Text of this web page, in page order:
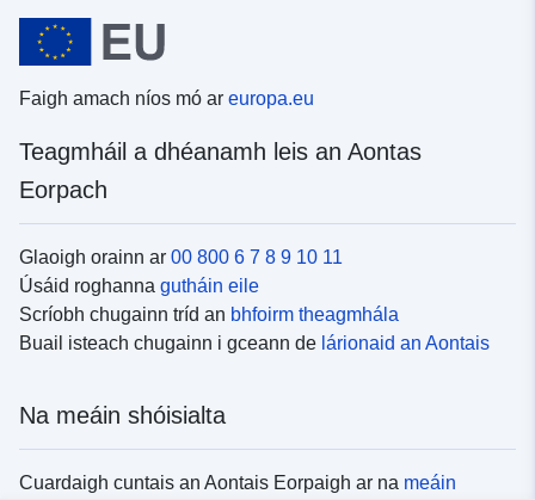
Faigh amach níos mó ar europa.eu
Teagmháil a dhéanamh leis an Aontas
Eorpach
Glaoigh orainn ar 00 800 6 7 8 9 10 11
Úsáid roghanna gutháin eile
Scríobh chugainn tríd an bhfoirm theagmhála
Buail isteach chugainn i gceann de lárionaid an Aontais
Na meáin shóisialta
Cuardaigh cuntais an Aontais Eorpaigh ar na meáin